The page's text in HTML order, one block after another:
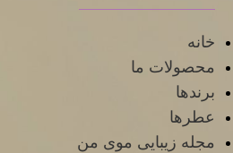
خانه
محصولات ما
برندها
عطرها
مجله زیبایی موی من